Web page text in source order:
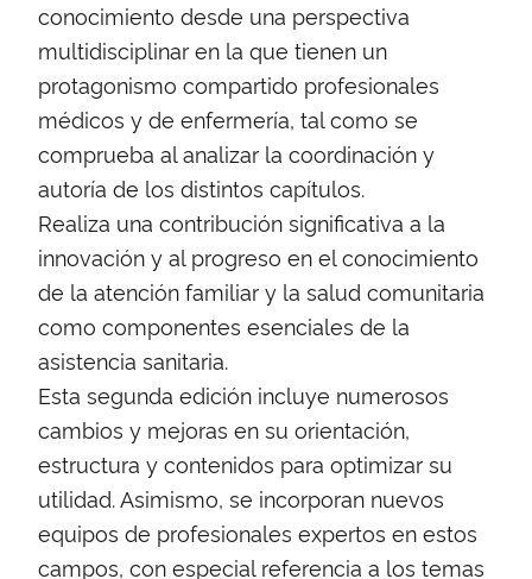
conocimiento desde una perspectiva
multidisciplinar en la que tienen un
protagonismo compartido profesionales
médicos y de enfermería, tal como se
comprueba al analizar la coordinación y
autoría de los distintos capítulos.
Realiza una contribución significativa a la
innovación y al progreso en el conocimiento
de la atención familiar y la salud comunitaria
como componentes esenciales de la
asistencia sanitaria.
Esta segunda edición incluye numerosos
cambios y mejoras en su orientación,
estructura y contenidos para optimizar su
utilidad. Asimismo, se incorporan nuevos
equipos de profesionales expertos en estos
campos, con especial referencia a los temas